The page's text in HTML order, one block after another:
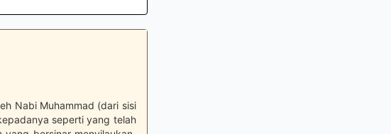
Nabi Muhammad (dari sisi
seperti yang telah